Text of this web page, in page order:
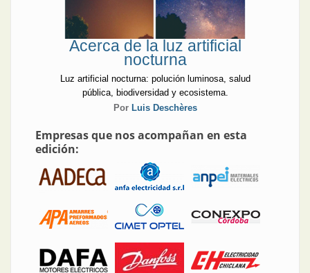
Acerca de la luz artificial
nocturna
Luz artificial nocturna: polución luminosa, salud
pública, biodiversidad y ecosistema.
Por Luis Deschères
Empresas que nos acompañan en esta
edición: